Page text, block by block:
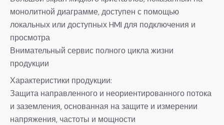
монолитной диаграмме, доступен с помощью
локальных или доступных HMI для подключения и
просмотра
Внимательный сервис полного цикла жизни
продукции
Характеристики продукции:
Защита направленного и неориентированного потока
и заземления, основанная на защите и измерении
напряжения, частоты и мощности